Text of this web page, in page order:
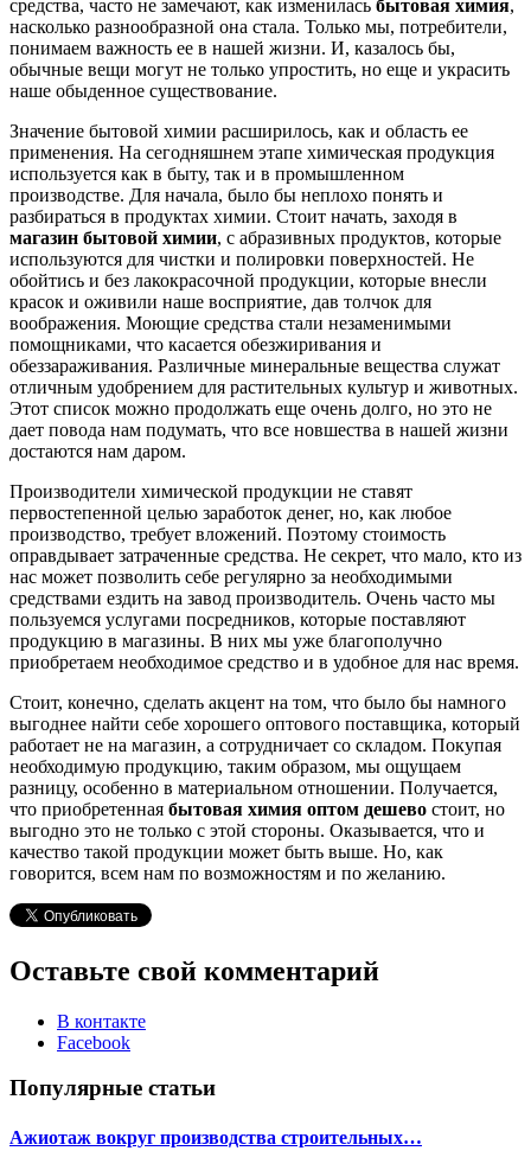
средства, часто не замечают, как изменилась бытовая химия,
насколько разнообразной она стала. Только мы, потребители,
понимаем важность ее в нашей жизни. И, казалось бы,
обычные вещи могут не только упростить, но еще и украсить
наше обыденное существование.
Значение бытовой химии расширилось, как и область ее
применения. На сегодняшнем этапе химическая продукция
используется как в быту, так и в промышленном
производстве. Для начала, было бы неплохо понять и
разбираться в продуктах химии. Стоит начать, заходя в
магазин бытовой химии, с абразивных продуктов, которые
используются для чистки и полировки поверхностей. Не
обойтись и без лакокрасочной продукции, которые внесли
красок и оживили наше восприятие, дав толчок для
воображения. Моющие средства стали незаменимыми
помощниками, что касается обезжиривания и
обеззараживания. Различные минеральные вещества служат
отличным удобрением для растительных культур и животных.
Этот список можно продолжать еще очень долго, но это не
дает повода нам подумать, что все новшества в нашей жизни
достаются нам даром.
Производители химической продукции не ставят
первостепенной целью заработок денег, но, как любое
производство, требует вложений. Поэтому стоимость
оправдывает затраченные средства. Не секрет, что мало, кто из
нас может позволить себе регулярно за необходимыми
средствами ездить на завод производитель. Очень часто мы
пользуемся услугами посредников, которые поставляют
продукцию в магазины. В них мы уже благополучно
приобретаем необходимое средство и в удобное для нас время.
Стоит, конечно, сделать акцент на том, что было бы намного
выгоднее найти себе хорошего оптового поставщика, который
работает не на магазин, а сотрудничает со складом. Покупая
необходимую продукцию, таким образом, мы ощущаем
разницу, особенно в материальном отношении. Получается,
что приобретенная бытовая химия оптом дешево стоит, но
выгодно это не только с этой стороны. Оказывается, что и
качество такой продукции может быть выше. Но, как
говорится, всем нам по возможностям и по желанию.
Оставьте свой комментарий
В контакте
Facebook
Популярные статьи
Ажиотаж вокруг производства строительных…